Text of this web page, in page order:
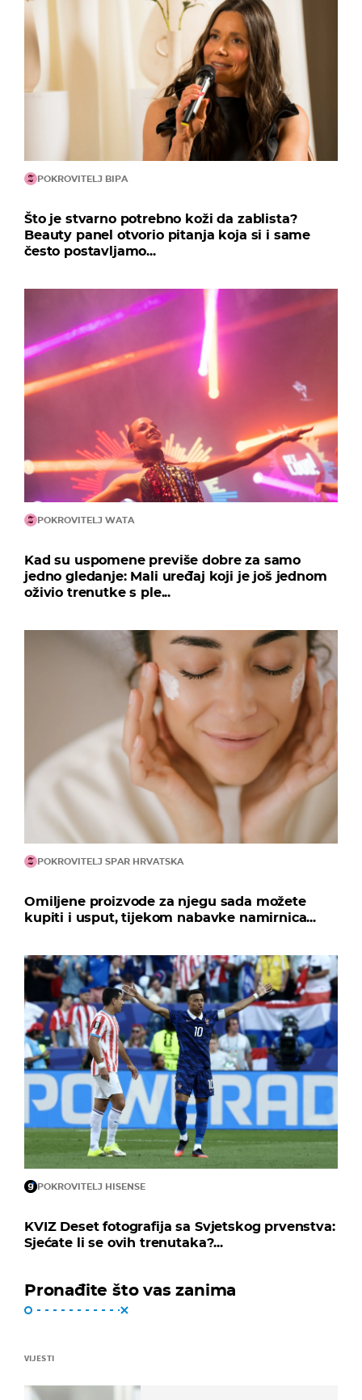
POKROVITELJ BIPA
Što je stvarno potrebno koži da zablista?
Beauty panel otvorio pitanja koja si i same
često postavljamo...
POKROVITELJ WATA
Kad su uspomene previše dobre za samo
jedno gledanje: Mali uređaj koji je još jednom
oživio trenutke s ple...
POKROVITELJ SPAR HRVATSKA
Omiljene proizvode za njegu sada možete
kupiti i usput, tijekom nabavke namirnica...
POKROVITELJ HISENSE
KVIZ Deset fotografija sa Svjetskog prvenstva:
Sjećate li se ovih trenutaka?...
Pronađite što vas zanima
VIJESTI